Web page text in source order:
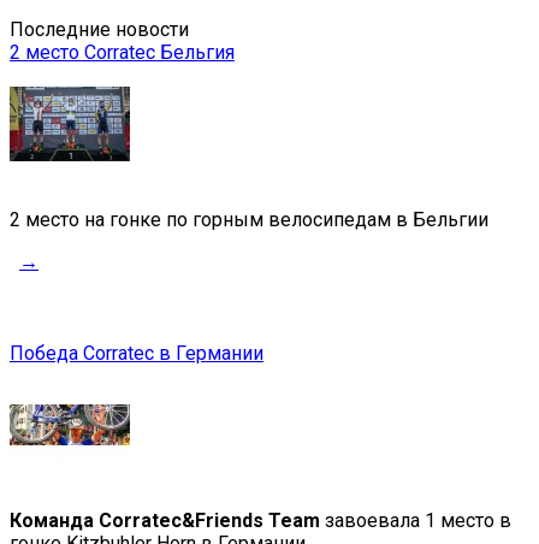
Последние новости
2 место Corratec Бельгия
2 место на гонке по горным велосипедам в Бельгии
→
Победа Corratec в Германии
Команда Corratec&Friends Team завоевала 1 место в